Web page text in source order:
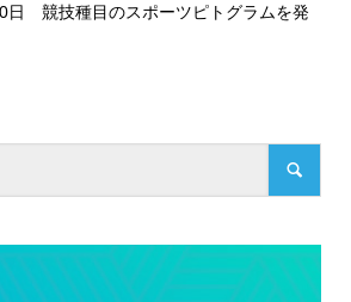
日 競技種目のスポーツピトグラムを発